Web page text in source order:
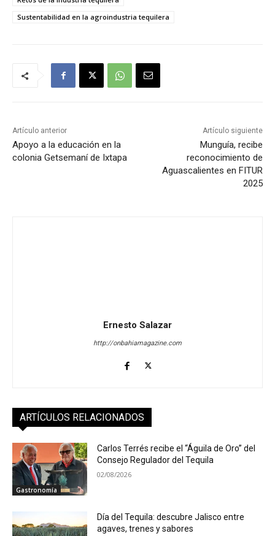
Sustentabilidad en la agroindustria tequilera
Artículo anterior
Apoyo a la educación en la
colonia Getsemaní de Ixtapa
Artículo siguiente
Munguía, recibe
reconocimiento de
Aguascalientes en FITUR
2025
Ernesto Salazar
http://onbahiamagazine.com
ARTÍCULOS RELACIONADOS
Gastronomía
Carlos Terrés recibe el “Águila de Oro” del
Consejo Regulador del Tequila
02/08/2026
Día del Tequila: descubre Jalisco entre
agaves, trenes y sabores